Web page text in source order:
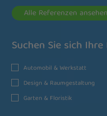
Alle Referenzen ansehen
Suchen Sie sich
Automobil & Werkstatt
Design & Raumgestaltung
Garten & Floristik